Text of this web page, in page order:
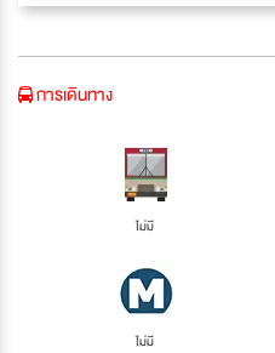
การเดินทาง
ไม่มี
ไม่มี